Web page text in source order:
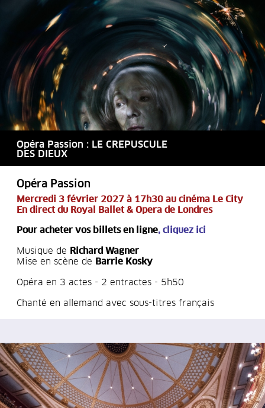
Opéra Passion : LE CREPUSCULE
DES DIEUX
Opéra Passion
Mercredi 3 février 2027 à 17h30 au cinéma Le City
En direct du Royal Ballet & Opera de Londres
Pour acheter vos billets en ligne, cliquez ici
Musique de
Richard Wagner
Mise en scène de Barrie Kosky
Opéra en 3 actes - 2 entractes - 5h50
Chanté en allemand avec sous-titres français